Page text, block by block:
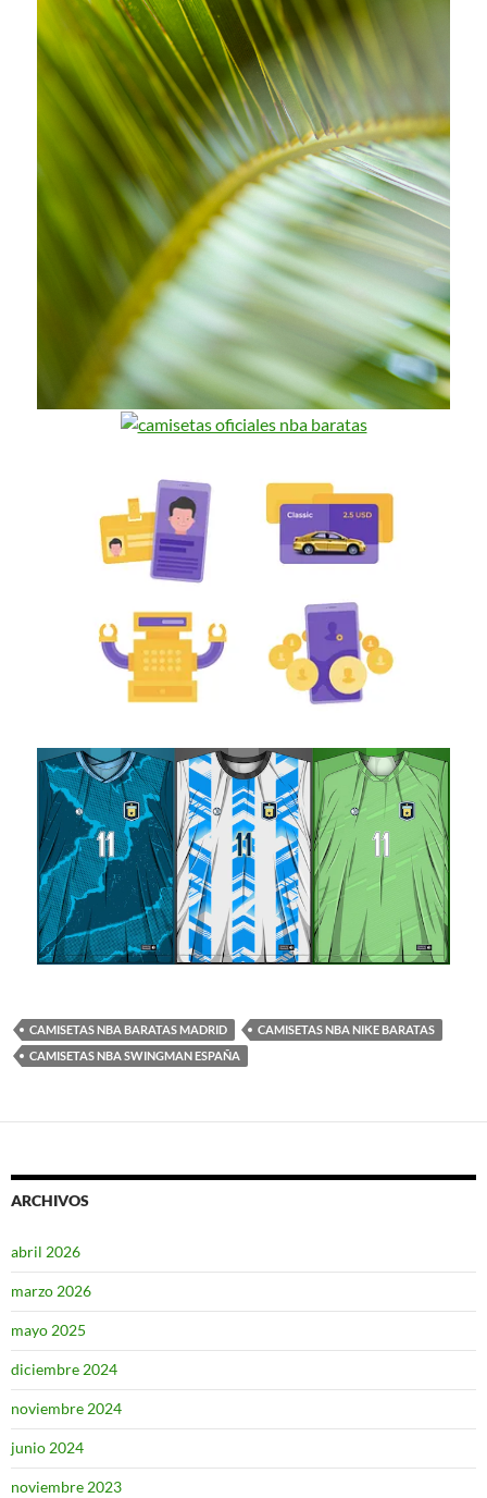
CAMISETAS NBA BARATAS MADRID
CAMISETAS NBA NIKE BARATAS
CAMISETAS NBA SWINGMAN ESPAÑA
ARCHIVOS
abril 2026
marzo 2026
mayo 2025
diciembre 2024
noviembre 2024
junio 2024
noviembre 2023